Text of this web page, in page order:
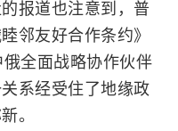
报道也注意到，普
邻友好合作条约》
全面战略协作伙伴
系经受住了地缘政
。